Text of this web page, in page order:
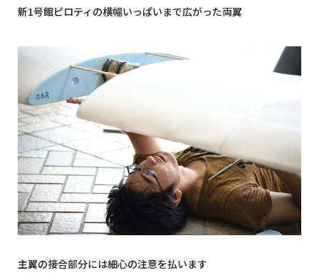
新1号館ピロティの横幅いっぱいまで広がった両翼
主翼の接合部分には細心の注意を払います